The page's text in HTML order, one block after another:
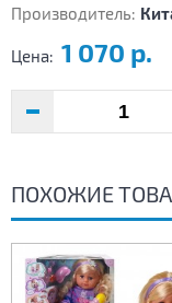
Производитель:
Цена: 1 070 р.
ПОХОЖИЕ